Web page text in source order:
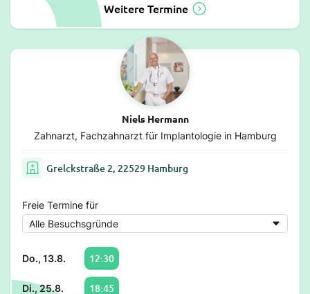
Weitere Termine
Niels Hermann
Zahnarzt, Fachzahnarzt für Implantologie in Hamburg
Grelckstraße 2, 22529 Hamburg
Freie Termine für
Do., 13.8. 12:30
Di., 25.8. 18:45